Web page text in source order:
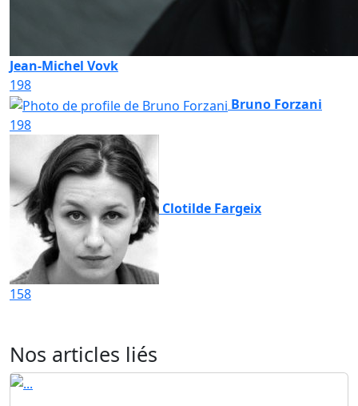
Jean-Michel Vovk
198
Bruno Forzani
198
Clotilde Fargeix
158
Nos articles liés